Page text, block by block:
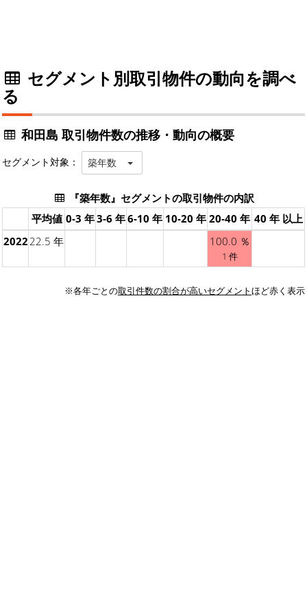
セグメント別取引物件の動向を調べ
る
和田島 取引物件数の推移・動向の概要
セグメント対象： 築年数
『築年数』セグメントの取引物件の内訳
平均値 0-3 年3-6 年6-10 年 10-20 年 20-40 年 40 年 以上
202222.5 年 100.0 ％
1 件
※各年ごとの取引件数の割合が高いセグメントほど赤く表示